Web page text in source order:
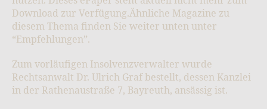
Download zur Verfügung.Ähnliche Magazine zu
diesem Thema finden Sie weiter unten unter
“Empfehlungen”.
Zum vorläufigen Insolvenzverwalter wurde
Rechtsanwalt Dr. Ulrich Graf bestellt, dessen Kanzlei
in der Rathenaustraße 7, Bayreuth, ansässig ist.